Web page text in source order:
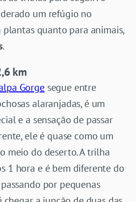
um refúgio no
quanto para animais,
.
km
Gorgesegue entre
alaranjadas, é um
e a sensação de passar
ele é quase como um
meio do deserto. A trilha
1 hora e é bem diferente do
por pequenas